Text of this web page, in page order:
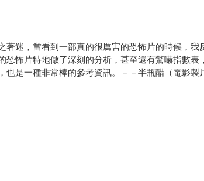
迷，當看到一部真的很厲害的恐怖片的時候，我
怖片特地做了深刻的分析，甚至還有驚嚇指數表
是一種非常棒的參考資訊。－－半瓶醋（電影製